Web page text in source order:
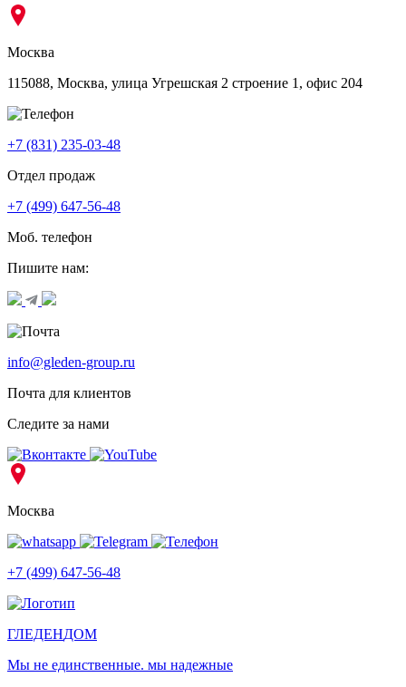
Москва
115088, Москва, улица Угрешская 2 строение 1, офис 204
+7 (831) 235-03-48
Отдел продаж
+7 (499) 647-56-48
Моб. телефон
Пишите нам:
info@gleden-group.ru
Почта для клиентов
Следите за нами
Москва
+7 (499) 647-56-48
ГЛЕДЕНДОМ
Мы не единственные. мы надежные